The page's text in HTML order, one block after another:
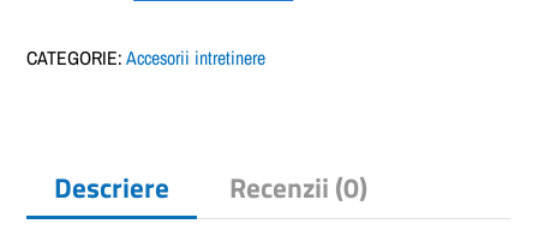
CATEGORIE:Accesorii intretinere
Descriere Recenzii (0)